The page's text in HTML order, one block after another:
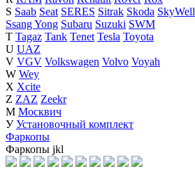
S Saab Seat SERES Sitrak Skoda SkyWell
Ssang Yong Subaru Suzuki SWM
T Tagaz Tank Tenet Tesla Toyota
U UAZ
V VGV Volkswagen Volvo Voyah
W Wey
X Xcite
Z ZAZ Zeekr
М Москвич
У Установочный комплект
Фаркопы
Фаркопы jkl